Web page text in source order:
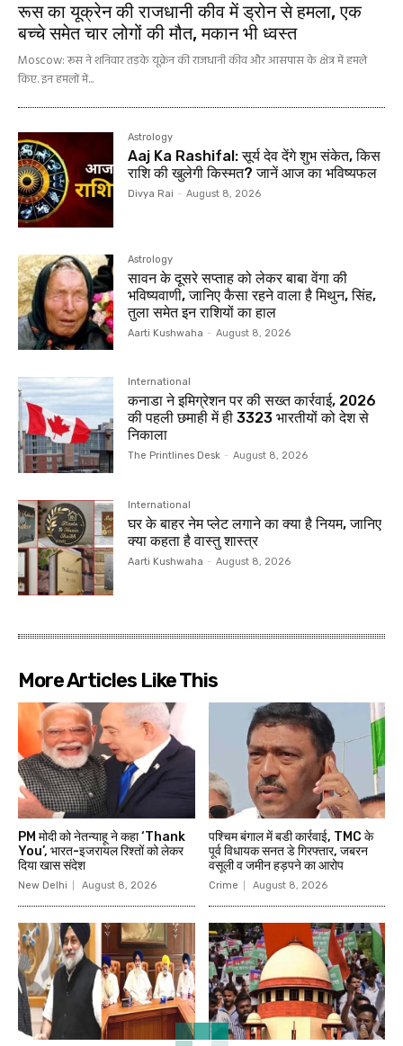
रूस का यूक्रेन की राजधानी कीव में ड्रोन से हमला, एक
बच्चे समेत चार लोगों की मौत, मकान भी ध्वस्त
Moscow: रूस ने शनिवार तड़के यूक्रेन की राजधानी कीव और आसपास के क्षेत्र में हमले
किए. इन हमलों में...
Astrology
Aaj Ka Rashifal: सूर्य देव देंगे शुभ संकेत, किस
राशि की खुलेगी किस्मत? जानें आज का भविष्यफल
Divya Rai - August 8, 2026
Astrology
सावन के दूसरे सप्ताह को लेकर बाबा वेंगा की
भविष्यवाणी, जानिए कैसा रहने वाला है मिथुन, सिंह,
तुला समेत इन राशियों का हाल
Aarti Kushwaha - August 8, 2026
International
कनाडा ने इमिग्रेशन पर की सख्त कार्रवाई, 2026
की पहली छमाही में ही 3323 भारतीयों को देश से
निकाला
The Printlines Desk - August 8, 2026
International
घर के बाहर नेम प्लेट लगाने का क्या है नियम, जानिए
क्या कहता है वास्तु शास्त्र
Aarti Kushwaha - August 8, 2026
More Articles Like This
PM मोदी को नेतन्याहू ने कहा ‘Thank
You’, भारत-इजरायल रिश्तों को लेकर
दिया खास संदेश
New Delhi August 8, 2026
पश्चिम बंगाल में बडी कार्रवाई, TMC के
पूर्व विधायक सनत डे गिरफ्तार, जबरन
वसूली व जमीन हड़पने का आरोप
Crime August 8, 2026